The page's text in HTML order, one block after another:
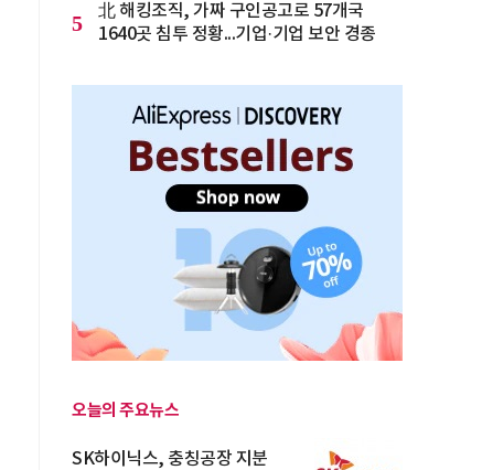
5
北 해킹조직, 가짜 구인공고로 57개국
1640곳 침투 정황...기업·기업 보안 경종
오늘의 주요뉴스
SK하이닉스, 충칭공장 지분